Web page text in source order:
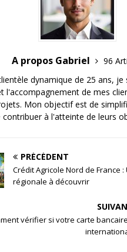
A propos Gabriel
96
dynamique de 25 ans, je
l'accompagnement de mes
Mon objectif est de
à l'atteinte de leurs
PRÉCÉDENT
Crédit Agricole Nord de France
régionale à découvrir
vérifier si votre carte